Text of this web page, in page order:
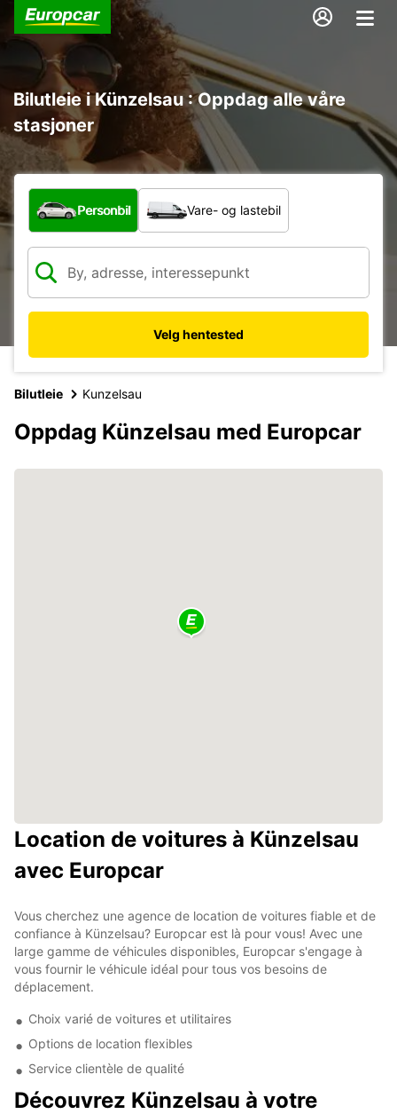
Bilutleie i Künzelsau : Oppdag alle våre
stasjoner
Hvilken type bil?
Personbil Vare- og lastebil
Velg hentested
Bilutleie Kunzelsau
Oppdag Künzelsau med Europcar
Location de voitures à Künzelsau
avec Europcar
Vous cherchez une agence de location de voitures fiable et de
confiance à Künzelsau? Europcar est là pour vous! Avec une
large gamme de véhicules disponibles, Europcar s'engage à
vous fournir le véhicule idéal pour tous vos besoins de
déplacement.
Choix varié de voitures et utilitaires
Options de location flexibles
Service clientèle de qualité
Découvrez Künzelsau à votre